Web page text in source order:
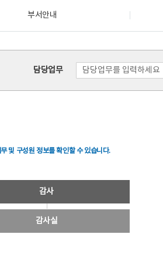
부서안내
담당업무
및 구성원 정보를 확인할 수 있습니다.
감사
감사실